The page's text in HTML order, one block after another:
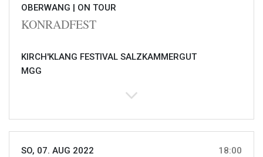
OBERWANG | ON TOUR
KONRADFEST
KIRCH'KLANG FESTIVAL SALZKAMMERGUT
MGG
SO, 07. AUG 2022 18:00